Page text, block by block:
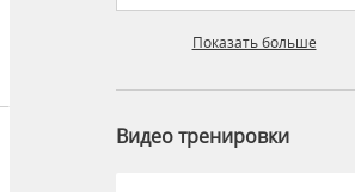
Показать больше
Видео тренировки